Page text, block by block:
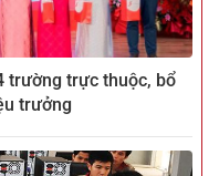
trường trực thuộc, bổ
trưởng